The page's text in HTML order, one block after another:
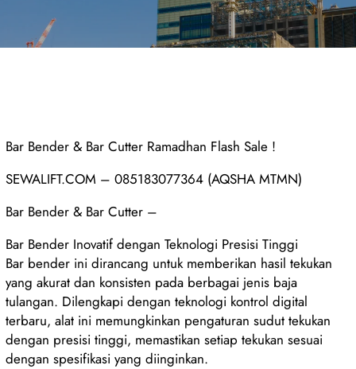
Bar Bender & Bar Cutter Ramadhan Flash Sale !
SEWALIFT.COM – 085183077364 (AQSHA MTMN)
Bar Bender & Bar Cutter –
Bar Bender Inovatif dengan Teknologi Presisi Tinggi
Bar bender ini dirancang untuk memberikan hasil tekukan
yang akurat dan konsisten pada berbagai jenis baja
tulangan. Dilengkapi dengan teknologi kontrol digital
terbaru, alat ini memungkinkan pengaturan sudut tekukan
dengan presisi tinggi, memastikan setiap tekukan sesuai
dengan spesifikasi yang diinginkan.